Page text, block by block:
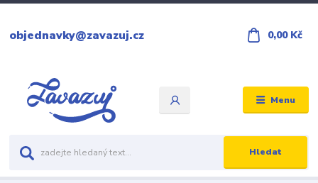
Menu
Hledat
objednavky@zavazuj.cz 0,00 Kč